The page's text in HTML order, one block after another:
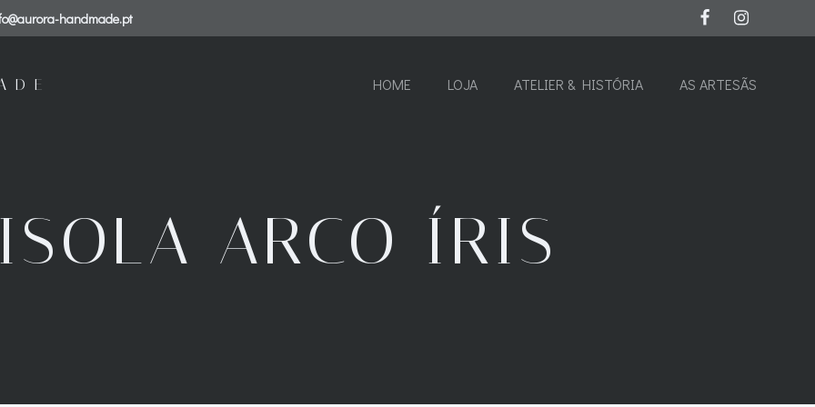
handmade.pt
HOME LOJA ATELIER & HISTÓRIA AS ARTESÃS
ARCO ÍRIS